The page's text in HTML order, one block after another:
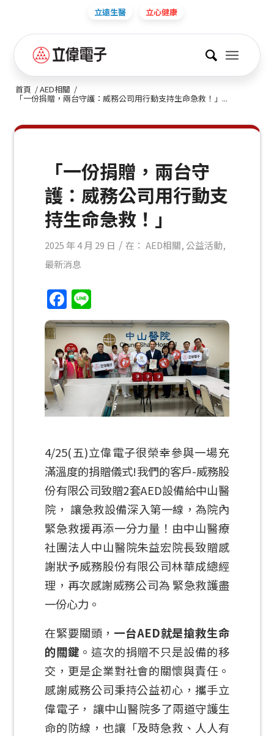
立遠生醫 立心健康
首頁 /AED相關 /
「一份捐贈，兩台守護：威務公司用行動支持生命急救！」...
「一份捐贈，兩台守
護：威務公司用行動支
持生命急救！」
2025 年 4 月 29 日 / 在：AED相關, 公益活動,
最新消息
Facebook
4/25(五)立偉電子很榮幸參與一場充
滿溫度的捐贈儀式!我們的客戶-威務股
份有限公司致贈2套AED設備給中山醫
院， 讓急救設備深入第一線，為院內
緊急救援再添一分力量！由中山醫療
社團法人中山醫院朱益宏院長致贈感
謝狀予威務股份有限公司林華成總經
理，再次感謝威務公司為 緊急救護盡
一份心力。
在緊要關頭， 一台AED就是搶救生命
的關鍵 。這次的捐贈不只是設備的移
交，更是企業對社會的關懷與責任。
感謝威務公司秉持公益初心，攜手立
偉電子， 讓中山醫院多了兩道守護生
命的防線，也讓「及時急救、人人有